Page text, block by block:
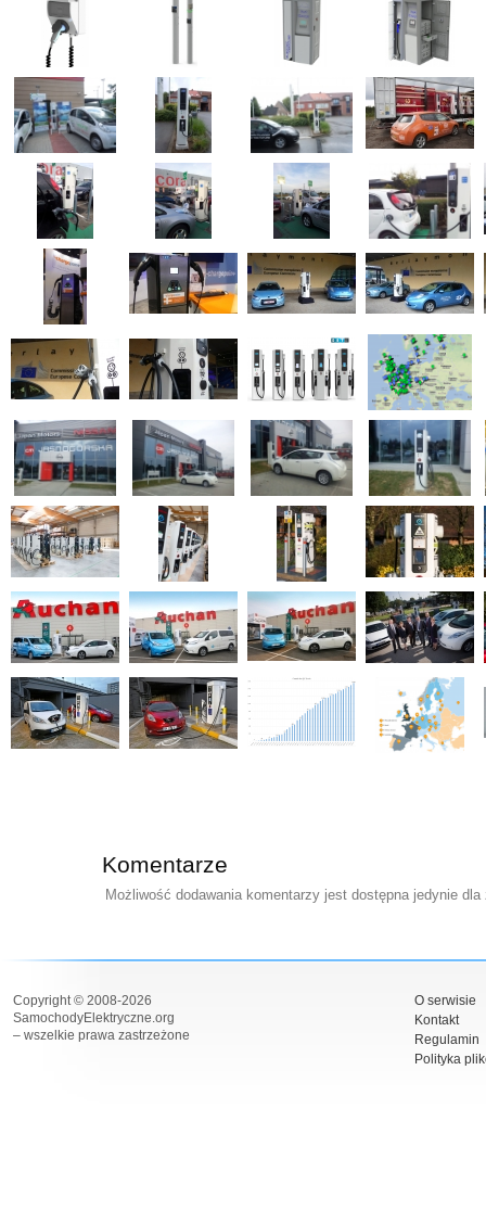
Komentarze
Możliwość dodawania komentarzy jest dostępna jedynie
Copyright © 2008-2026
SamochodyElektryczne.org
– wszelkie prawa zastrzeżone
O serwisie
Kontakt
Regulamin
Polityka